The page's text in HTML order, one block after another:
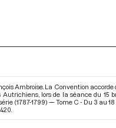
Ambroise. La Convention
lors de la séance du 15
(1787-1799) — Tome C - Du 3 au